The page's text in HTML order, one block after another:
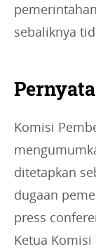
sebaliknya
Komisi
ditetapkan
dugaan
press
Ketua